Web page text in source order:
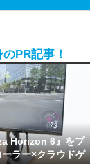
PR記事！
Horizon 6』をプ
ラー×クラウドゲ